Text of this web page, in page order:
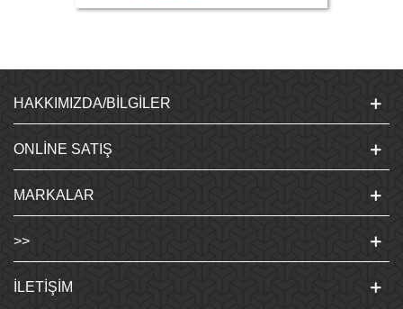
HAKKIMIZDA/BILGILER
ONLINE SATIŞ
MARKALAR
>>
İLETIŞIM